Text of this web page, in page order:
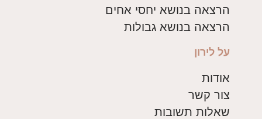
הרצאה בנושא יחסי אחים
הרצאה בנושא גבולות
על לירון
אודות
צור קשר
שאלות תשובות